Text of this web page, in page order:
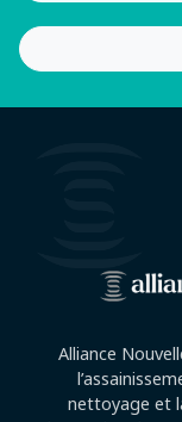
Alliance
nettoyage et